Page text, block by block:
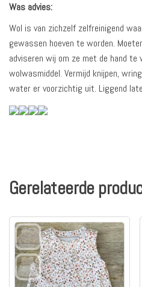
Was advies:
Wol is van zichzelf zelfreinigend
gewassen hoeven te worden.
adviseren wij om ze met de hand
wolwasmiddel. Vermijd knijpen,
water er voorzichtig uit. Liggend
Gerelateerde